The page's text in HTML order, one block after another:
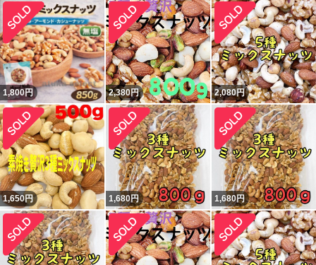
1,800円 2,380円 2,080円
1,650円 1,680円 1,680円